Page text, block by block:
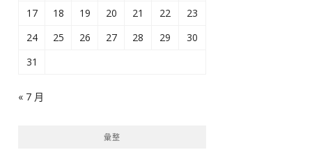
17
18 19 20 21 22
23
24
25 26 27 28 29
30
31
« 7 月
彙整